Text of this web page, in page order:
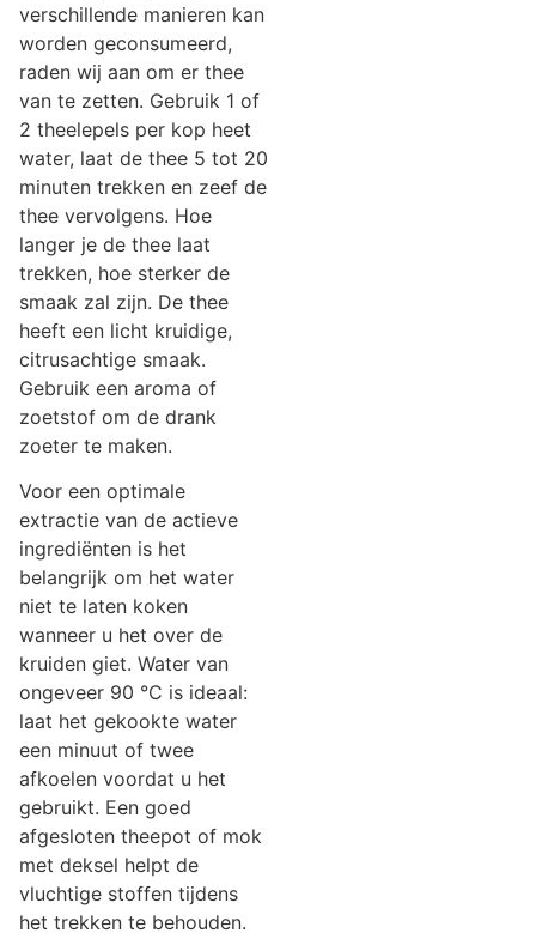
verschillende manieren kan
worden geconsumeerd,
raden wij aan om er thee
van te zetten. Gebruik 1 of
2 theelepels per kop heet
water, laat de thee 5 tot 20
minuten trekken en zeef de
thee vervolgens. Hoe
langer je de thee laat
trekken, hoe sterker de
smaak zal zijn. De thee
heeft een licht kruidige,
citrusachtige smaak.
Gebruik een aroma of
zoetstof om de drank
zoeter te maken.
Voor een optimale
extractie van de actieve
ingrediënten is het
belangrijk om het water
niet te laten koken
wanneer u het over de
kruiden giet. Water van
ongeveer 90 °C is ideaal:
laat het gekookte water
een minuut of twee
afkoelen voordat u het
gebruikt. Een goed
afgesloten theepot of mok
met deksel helpt de
vluchtige stoffen tijdens
het trekken te behouden.